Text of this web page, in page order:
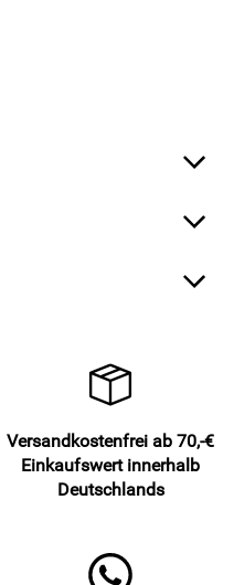
Versandkostenfrei ab 70,-€
Einkaufswert innerhalb
Deutschlands